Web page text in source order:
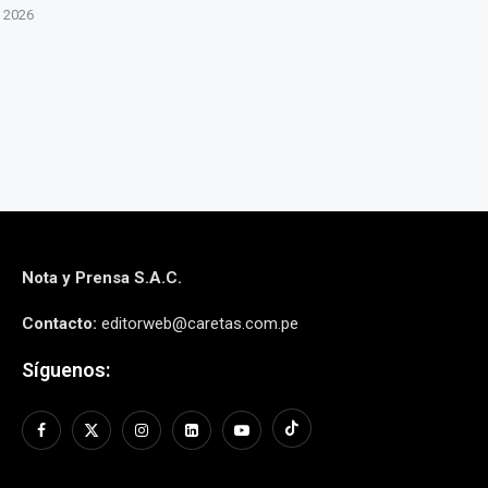
Nota y Prensa S.A.C.
Contacto: editorweb@caretas.com.pe
Síguenos: